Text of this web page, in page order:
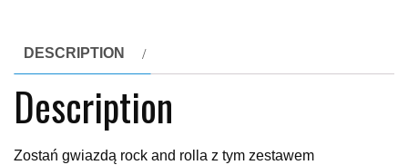
DESCRIPTION
Description
Zostań gwiazdą rock and rolla z tym zestawem